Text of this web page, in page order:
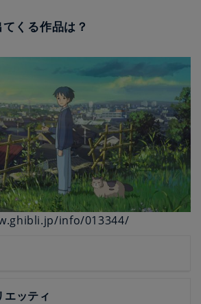
くる作品は？
info/013344/
エッティ